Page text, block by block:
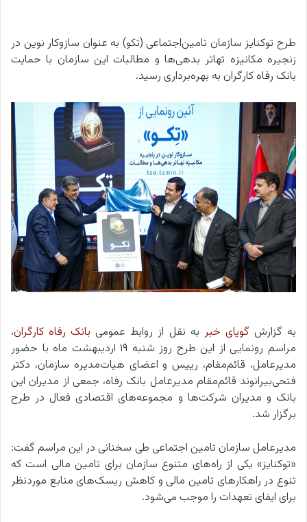
طرح توکنایز سازمان تامین‌اجتماعی (تکو) به عنوان سازوکار نوین در
زنجیره‌ مکانیزه تهاتر بدهی‌ها و ‌مطالبات این سازمان با حمایت
بانک رفاه کارگران به بهره‌برداری رسید.
به گزارش گویای خبر به نقل از روابط عمومی بانک رفاه کارگران،
مراسم رونمایی از این طرح روز شنبه ۱۹ اردیبهشت ماه با حضور
مدیرعامل، قائم‌مقام، رییس و اعضای هیات‌مدیره سازمان، دکتر
فتحی‌بیرانوند قائم‌مقام مدیرعامل بانک رفاه، جمعی از مدیران این
بانک و مدیران شرکت‌ها و مجموعه‌های اقتصادی فعال در طرح
برگزار شد.
مدیرعامل سازمان تامین اجتماعی طی سخنانی در این مراسم گفت:
«توکنایز» یکی از راه‌های متنوع سازمان برای تامین مالی است که
تنوع در راهکارهای تامین مالی و کاهش ریسک‌های منابع موردنظر
برای ایفای تعهدات را موجب می‌شود.